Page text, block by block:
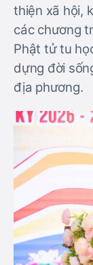
thiện xã hội,
các chương
Phật tử tu
dựng đời
địa phương.